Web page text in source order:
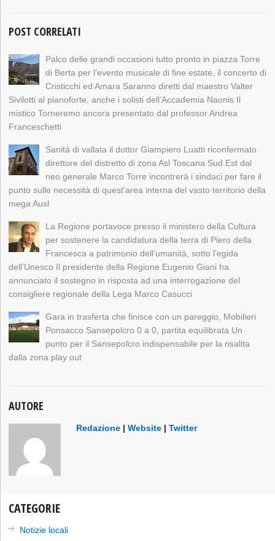
POST CORRELATI
Palco delle grandi occasioni tutto pronto in piazza Torre
di Berta per l’evento musicale di fine estate, il concerto di
Cristicchi ed Amara Saranno diretti dal maestro Valter
Sivilotti al pianoforte, anche i solisti dell’Accademia Naonis Il
mistico Torneremo ancora presentato dal professor Andrea
Franceschetti
Sanità di vallata il dottor Giampiero Luatti riconfermato
direttore del distretto di zona Asl Toscana Sud Est dal
neo generale Marco Torre incontrerà i sindaci per fare il
punto sulle necessità di quest’area interna del vasto territorio della
mega Ausl
La Regione portavoce presso il ministero della Cultura
per sostenere la candidatura della terra di Piero della
Francesca a patrimonio dell’umanità, sotto l’egida
dell’Unesco Il presidente della Regione Eugenio Giani ha
annunciato il sostegno in risposta ad una interrogazione del
consigliere regionale della Lega Marco Casucci
Gara in trasferta che finisce con un pareggio, Mobilieri
Ponsacco Sansepolcro 0 a 0, partita equilibrata Un
punto per il Sansepolcro indispensabile per la risalita
dalla zona play out
AUTORE
Redazione |Website |Twitter
CATEGORIE
Notizie locali